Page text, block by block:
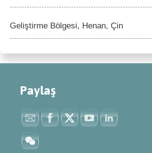
Geliştirme Bölgesi, Henan, Çin
Paylaş